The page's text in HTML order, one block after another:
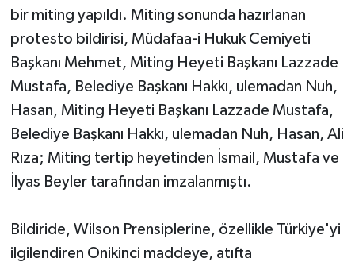
bir miting yapıldı. Miting sonunda hazırlanan
protesto bildirisi, Müdafaa-i Hukuk Cemiyeti
Başkanı Mehmet, Miting Heyeti Başkanı Lazzade
Mustafa, Belediye Başkanı Hakkı, ulemadan Nuh,
Hasan, Miting Heyeti Başkanı Lazzade Mustafa,
Belediye Başkanı Hakkı, ulemadan Nuh, Hasan, Ali
Rıza; Miting tertip heyetinden İsmail, Mustafa ve
İlyas Beyler tarafından imzalanmıştı.
Bildiride, Wilson Prensiplerine, özellikle Türkiye'yi
ilgilendiren Onikinci maddeye, atıfta